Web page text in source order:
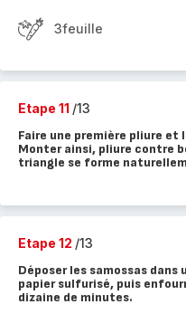
3feuille
Etape 11 /13
Faire une première pliure
Monter ainsi, pliure contre
triangle se forme
Etape 12 /13
Déposer les samossas
papier sulfurisé, puis
dizaine de minutes.